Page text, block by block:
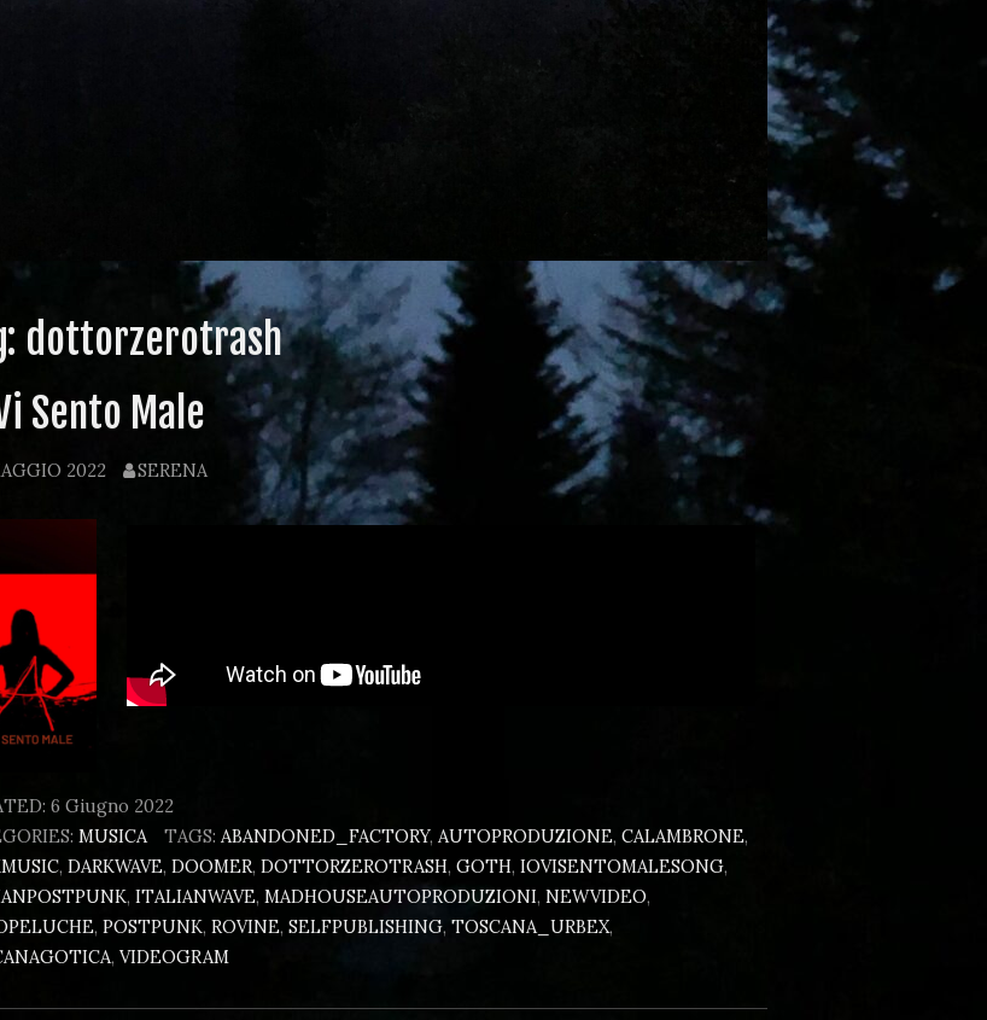
dottorzerotrash
Sento Male
2022 SERENA
6 Giugno 2022
MUSICA TAGS:ABANDONED_FACTORY,AUTOPRODUZIONE,CALAMBRONE,
, DARKWAVE, DOOMER, DOTTORZEROTRASH, GOTH, IOVISENTOMALESONG,
, ITALIANWAVE, MADHOUSEAUTOPRODUZIONI, NEWVIDEO,
, POSTPUNK, ROVINE, SELFPUBLISHING, TOSCANA_URBEX,
, VIDEOGRAM